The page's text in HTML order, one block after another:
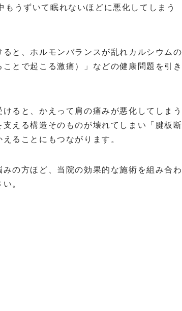
もうずいて眠れないほどに悪化してしまう
と、ホルモンバランスが乱れカルシウムの
とで起こる激痛）」などの健康問題を引き
ると、かえって肩の痛みが悪化してしまう
える構造そのものが壊れてしまい「腱板断
ることにもつながります。
の方ほど、当院の効果的な施術を組み合わ
。